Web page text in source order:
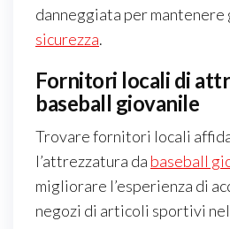
danneggiata per mantenere
sicurezza.
Fornitori locali di
baseball giovanile
Trovare fornitori locali
l’attrezzatura da baseball
migliorare l’esperienza di
negozi di articoli sportivi